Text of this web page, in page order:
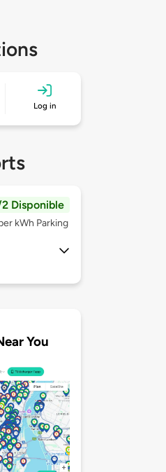
Log in
Disponible
kWh Parking
You